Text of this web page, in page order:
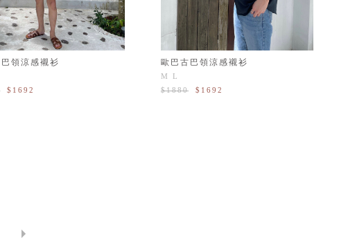
領涼感襯衫
$1692
歐巴古巴領涼感襯衫
M
L
$1880
$1692